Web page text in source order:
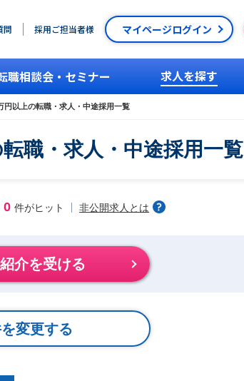
問 採用ご担当者様 マイページログイン
職相談会・セミナー 求人を探す
円以上の転職・求人・中途採用一覧
職・求人・中途採用一覧
0 件がヒット 非公開求人とは
介を受ける
変更する